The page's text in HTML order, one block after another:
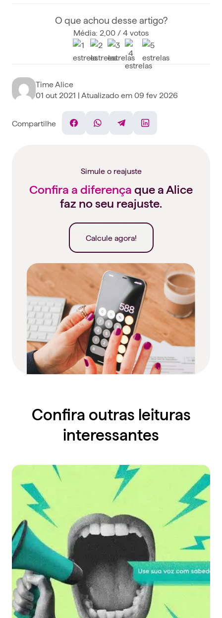
O que achou desse artigo?
Média: 2,00 / 4 votos
Time Alice
01 out 2021 | Atualizado em 09 fev 2026
Compartilhe
FacebookWhatsAppTelegramLinkedin
Simule o reajuste
Confira a diferença que a Alice
faz no seu reajuste.
Calcule agora!
Confira outras leituras
interessantes